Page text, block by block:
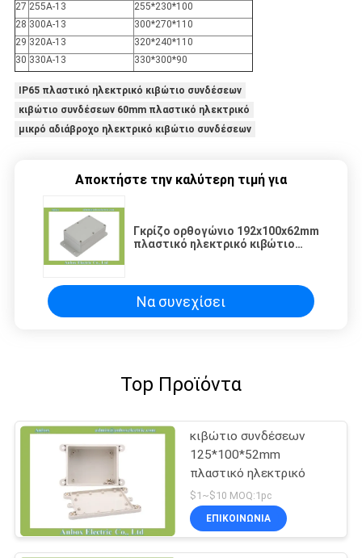
27 255A-13
255*230*100
28 300A-13
300*270*110
29 320A-13
320*240*110
30 330A-13 330*300*90
IP65 πλαστικό ηλεκτρικό κιβώτιο συνδέσεων
κιβώτιο συνδέσεων 60mm πλαστικό ηλεκτρικό
μικρό αδιάβροχο ηλεκτρικό κιβώτιο συνδέσεων
Αποκτήστε την καλύτερη τιμή για
Γκρίζο ορθογώνιο 192x100x62mm
πλαστικό ηλεκτρικό κιβώτιο
Να συνεχίσει
Top Προϊόντα
κιβώτιο συνδέσεων
125*100*52mm
πλαστικό ηλεκτρικό
$1~$10 MOQ:1pc
ΕΠΙΚΟΙΝΩΝΊΑ